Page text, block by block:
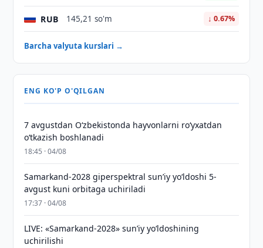
RUB 145,21 so'm ↓ 0.67%
Barcha valyuta kurslari →
ENG KO'P O'QILGAN
7 avgustdan O‘zbekistonda hayvonlarni ro‘yxatdan
o‘tkazish boshlanadi
18:45 · 04/08
Samarkand-2028 giperspektral sun’iy yo‘ldoshi 5-
avgust kuni orbitaga uchiriladi
17:37 · 04/08
LIVE: «Samarkand-2028» sun’iy yo‘ldoshining
uchirilishi